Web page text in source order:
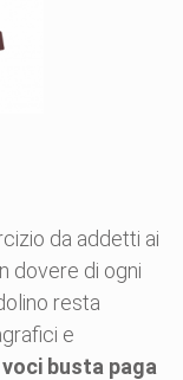
da addetti ai
dovere di ogni
resta
e
voci busta paga